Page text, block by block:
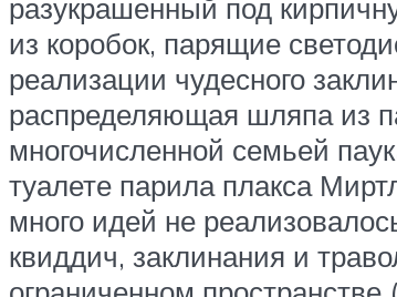
разукрашенный под
из коробок, парящие
реализации чудесного
распределяющая шляпа из
многочисленной семьей
туалете парила плакса
много идей не
квиддич, заклинания и